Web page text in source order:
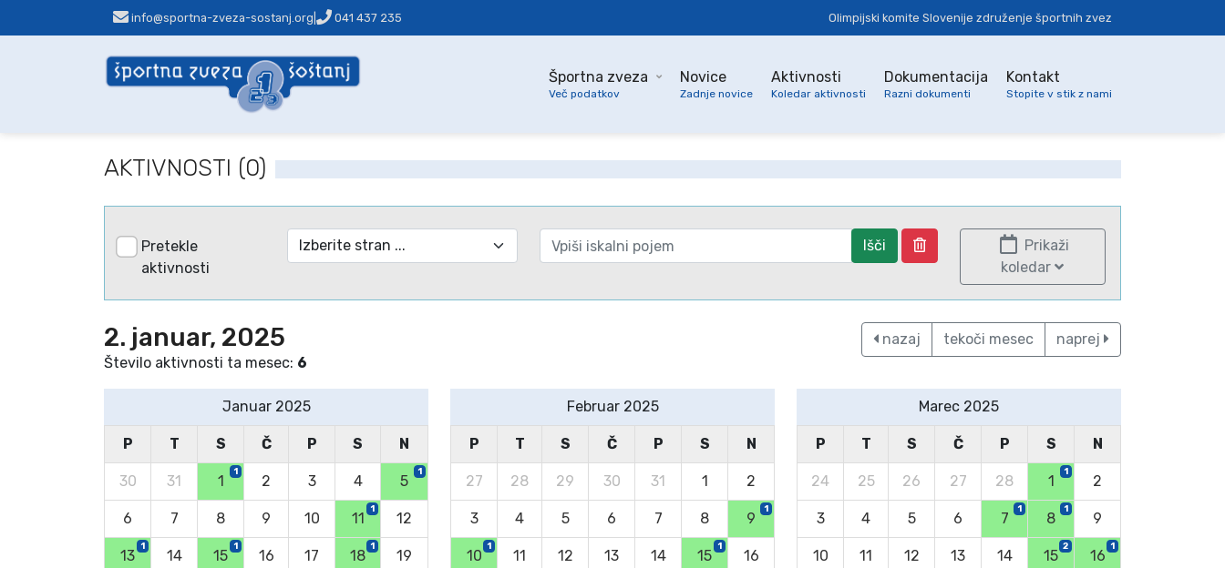
info@sportna-zveza-sostanj.org 041 437 235 Olimpijski komite Slovenije združenje športnih zvez
Športna zveza
Več podatkov
Novice
Zadnje novice
Aktivnosti
Koledar aktivnosti
Dokumentacija
Razni dokumenti
Kontakt
Stopite v stik z nami
AKTIVNOSTI (0)
Pretekle
aktivnosti
Išči
Prikaži
koledar
2. januar, 2025
Število aktivnosti ta mesec: 6
nazaj tekoči mesec naprej
Januar 2025
P T S Č P S N
30 31 1
1
2 3 4 5
1
6 7 8 9 10 11
1
12
13
1
14 15
1
16 17 18
1
19
Februar 2025
P T S Č P S N
27 28 29 30 31 1 2
3 4 5 6 7 8 9
1
10
1
11 12 13 14 15
1
16
Marec 2025
P T S Č P S N
24 25 26 27 28 1
1
2
3 4 5 6 7
1
8
1
9
10 11 12 13 14 15
2
16
1